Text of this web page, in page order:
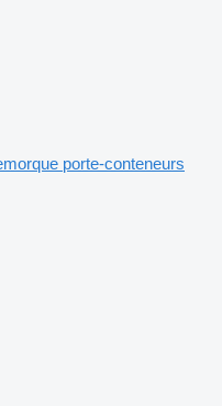
porte-conteneurs